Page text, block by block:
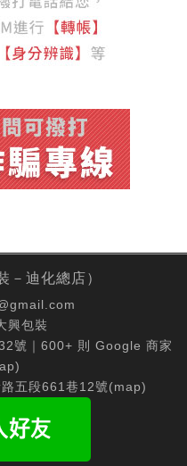
－迪化總店）
興包裝
號｜600+ 則 Google 商家
)
五段661巷12號(map)